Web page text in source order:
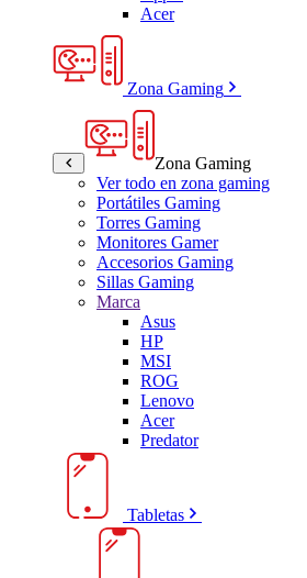
Acer
Zona Gaming
Zona Gaming
Ver todo en zona gaming
Portátiles Gaming
Torres Gaming
Monitores Gamer
Accesorios Gaming
Sillas Gaming
Marca
Asus
HP
MSI
ROG
Lenovo
Acer
Predator
Tabletas